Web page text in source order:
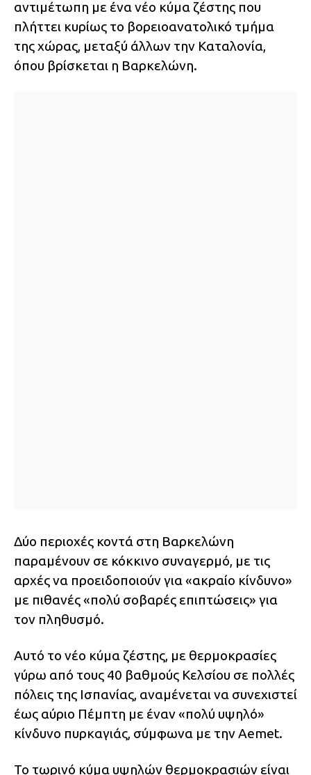
αντιμέτωπη με ένα νέο κύμα ζέστης που
πλήττει κυρίως το βορειοανατολικό τμήμα
της χώρας, μεταξύ άλλων την Καταλονία,
όπου βρίσκεται η Βαρκελώνη.
Δύο περιοχές κοντά στη Βαρκελώνη
παραμένουν σε κόκκινο συναγερμό, με τις
αρχές να προειδοποιούν για «ακραίο κίνδυνο»
με πιθανές «πολύ σοβαρές επιπτώσεις» για
τον πληθυσμό.
Αυτό το νέο κύμα ζέστης, με θερμοκρασίες
γύρω από τους 40 βαθμούς Κελσίου σε πολλές
πόλεις της Ισπανίας, αναμένεται να συνεχιστεί
έως αύριο Πέμπτη με έναν «πολύ υψηλό»
κίνδυνο πυρκαγιάς, σύμφωνα με την Aemet.
Το τωρινό κύμα υψηλών θερμοκρασιών είναι